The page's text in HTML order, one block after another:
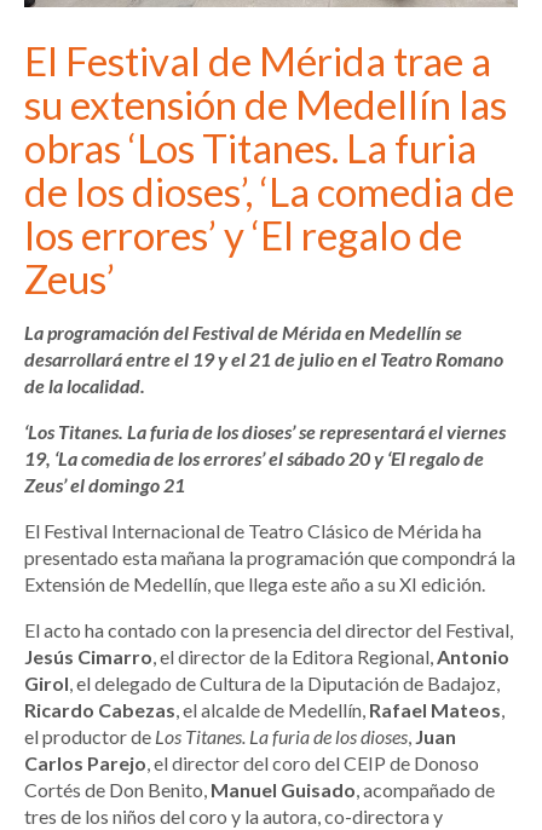
El Festival de Mérida trae a
su extensión de Medellín las
obras ‘Los Titanes. La furia
de los dioses’, ‘La comedia de
los errores’ y ‘El regalo de
Zeus’
La programación del Festival de Mérida en Medellín se
desarrollará entre el 19 y el 21 de julio en el Teatro Romano
de la localidad.
‘Los Titanes. La furia de los dioses’ se representará el viernes
19, ‘La comedia de los errores’ el sábado 20 y ‘El regalo de
Zeus’ el domingo 21
El Festival Internacional de Teatro Clásico de Mérida ha
presentado esta mañana la programación que compondrá la
Extensión de Medellín, que llega este año a su XI edición.
El acto ha contado con la presencia del director del Festival,
Jesús Cimarro, el director de la Editora Regional,Antonio
Girol, el delegado de Cultura de la Diputación de Badajoz,
Ricardo Cabezas, el alcalde de Medellín, Rafael Mateos,
el productor de Los Titanes. La furia de los dioses, Juan
Carlos Parejo, el director del coro del CEIP de Donoso
Cortés de Don Benito, Manuel Guisado, acompañado de
tres de los niños del coro y la autora, co-directora y